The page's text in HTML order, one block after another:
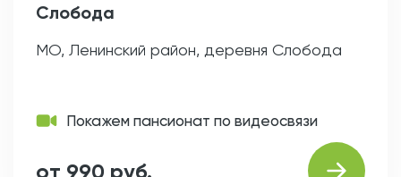
Слобода
МО, Ленинский район, деревня Слобода
Покажем пансионат по видеосвязи
от 990 руб.